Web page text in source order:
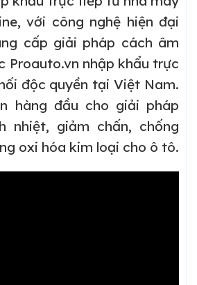
với công nghệ hiện đại
cấp giải pháp cách âm
Proauto.vn nhập khẩu trực
độc quyền tại Việt Nam.
hàng đầu cho giải pháp
nhiệt, giảm chấn, chống
oxi hóa kim loại cho ô tô.